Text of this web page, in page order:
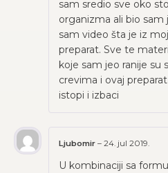
sam sredio sve oko
organizma ali bio sam
sam video šta je iz
preparat. Sve te
koje sam jeo ranije su
crevima i ovaj
istopi i izbaci
Ljubomir – 24. jul 2019.
U kombinaciji sa